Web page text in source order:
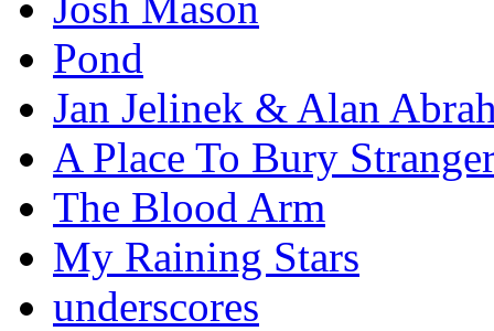
Pond
Jan Jelinek & Alan
A Place To Bury
The Blood Arm
My Raining Stars
underscores